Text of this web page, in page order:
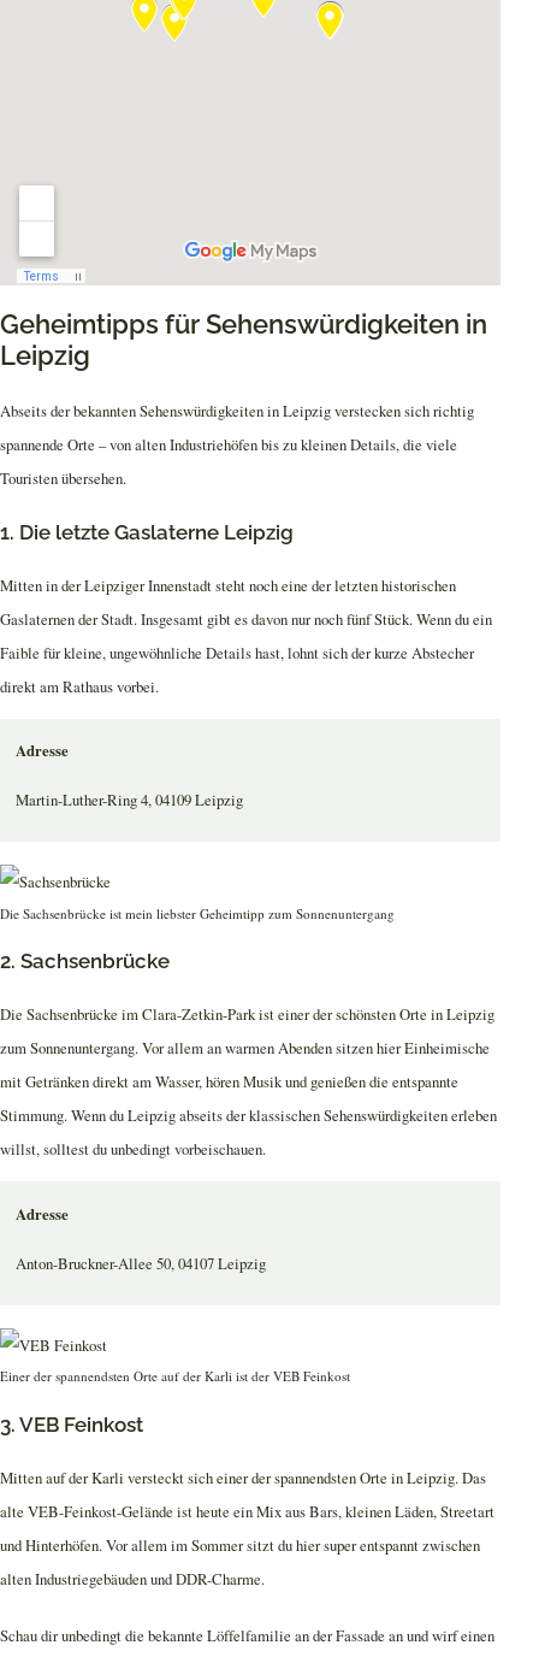
Geheimtipps für Sehenswürdigkeiten in
Leipzig
Abseits der bekannten Sehenswürdigkeiten in Leipzig verstecken sich richtig
spannende Orte – von alten Industriehöfen bis zu kleinen Details, die viele
Touristen übersehen.
1. Die letzte Gaslaterne Leipzig
Mitten in der Leipziger Innenstadt steht noch eine der letzten historischen
Gaslaternen der Stadt. Insgesamt gibt es davon nur noch fünf Stück. Wenn du ein
Faible für kleine, ungewöhnliche Details hast, lohnt sich der kurze Abstecher
direkt am Rathaus vorbei.
Adresse
Martin-Luther-Ring 4, 04109 Leipzig
Die Sachsenbrücke ist mein liebster Geheimtipp zum Sonnenuntergang
2. Sachsenbrücke
Die Sachsenbrücke im Clara-Zetkin-Park ist einer der schönsten Orte in Leipzig
zum Sonnenuntergang. Vor allem an warmen Abenden sitzen hier Einheimische
mit Getränken direkt am Wasser, hören Musik und genießen die entspannte
Stimmung. Wenn du Leipzig abseits der klassischen Sehenswürdigkeiten erleben
willst, solltest du unbedingt vorbeischauen.
Adresse
Anton-Bruckner-Allee 50, 04107 Leipzig
Einer der spannendsten Orte auf der Karli ist der VEB Feinkost
3. VEB Feinkost
Mitten auf der Karli versteckt sich einer der spannendsten Orte in Leipzig. Das
alte VEB-Feinkost-Gelände ist heute ein Mix aus Bars, kleinen Läden, Streetart
und Hinterhöfen. Vor allem im Sommer sitzt du hier super entspannt zwischen
alten Industriegebäuden und DDR-Charme.
Schau dir unbedingt die bekannte Löffelfamilie an der Fassade an und wirf einen